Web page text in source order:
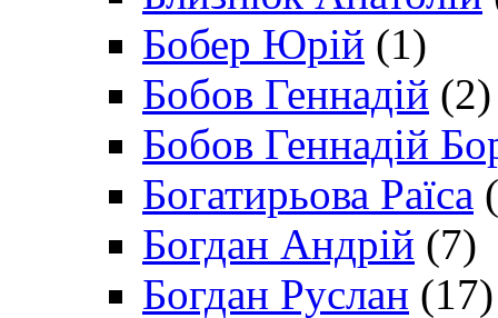
Бобер Юрій (1)
Бобов Геннадій (2)
Бобов Геннадій
Богатирьова Раїса
Богдан Андрій (7)
Богдан Руслан (17)